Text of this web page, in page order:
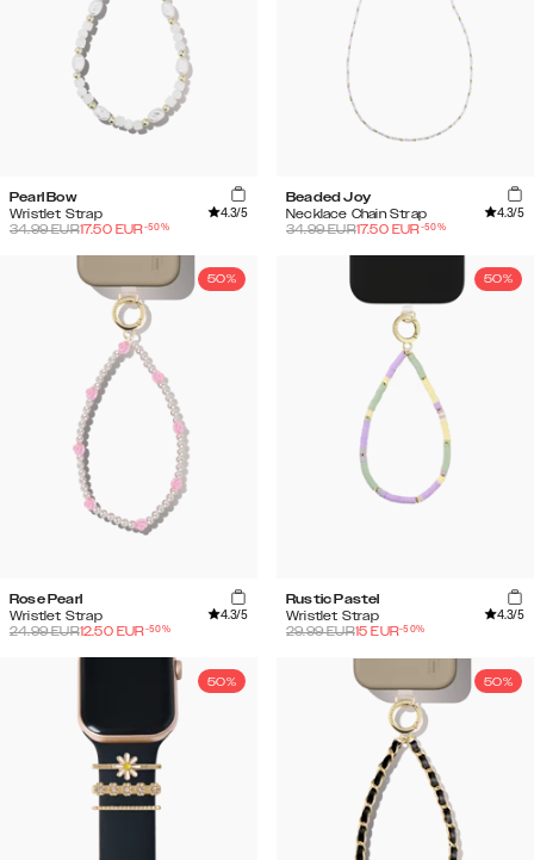
Pearl Bow
Wristlet Strap
4.3/5
34.99EUR17.50 EUR-50%
Beaded Joy
Necklace Chain Strap
4.3/5
34.99EUR17.50 EUR-50%
50%
Rose Pearl
Wristlet Strap
4.3/5
24.99EUR12.50 EUR-50%
50%
Rustic Pastel
Wristlet Strap
4.3/5
29.99EUR15 EUR-50%
50% 50%